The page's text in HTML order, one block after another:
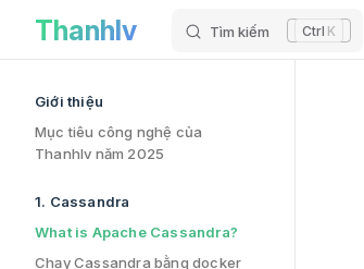
Skip to content
Thanhlv Tìm kiếm K
Sidebar Navigation
Giới thiệu
Mục tiêu công nghệ của
Thanhlv năm 2025
1. Cassandra
What is Apache Cassandra?
Chạy Cassandra bằng docker
What is Apache Cassandra? has loaded